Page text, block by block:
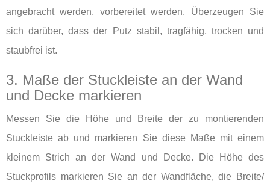
angebracht werden, vorbereitet werden. Überzeugen Sie
sich darüber, dass der Putz stabil, tragfähig, trocken und
staubfrei ist.
3. Maße der Stuckleiste an der Wand
und Decke markieren
Messen Sie die Höhe und Breite der zu montierenden
Stuckleiste ab und markieren Sie diese Maße mit einem
kleinem Strich an der Wand und Decke. Die Höhe des
Stuckprofils markieren Sie an der Wandfläche, die Breite/